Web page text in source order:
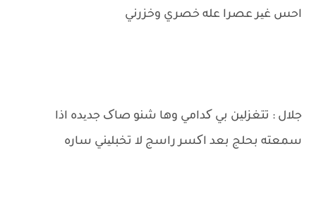
احس غیر عصرا عله خصري وخزرني
جلال : تتغزلین بي کدامي وها شنو صاک جدیده اذا
سمعته بحلج بعد اکسر راسج لا تخبلیني ساره